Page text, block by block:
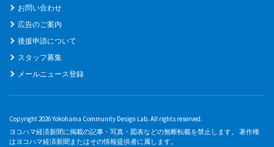
お問い合わせ
広告のご案内
後援申請について
スタッフ募集
メールニュース登録
Copyright 2026 Yokohama Community Design Lab. All rights reserved.
ヨコハマ経済新聞に掲載の記事・写真・図表などの無断転載を禁止します。 著作権
はヨコハマ経済新聞またはその情報提供者に属します。